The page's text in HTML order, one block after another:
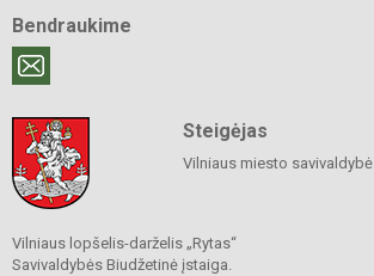
Bendraukime
Steigėjas
Vilniaus miesto savivaldybė
Vilniaus lopšelis-darželis „Rytas“
Savivaldybės Biudžetinė įstaiga.